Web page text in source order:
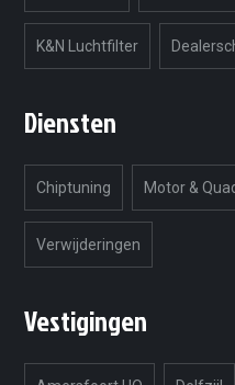
K&N Luchtfilter
Diensten
Chiptuning Motor &
Verwijderingen
Vestigingen